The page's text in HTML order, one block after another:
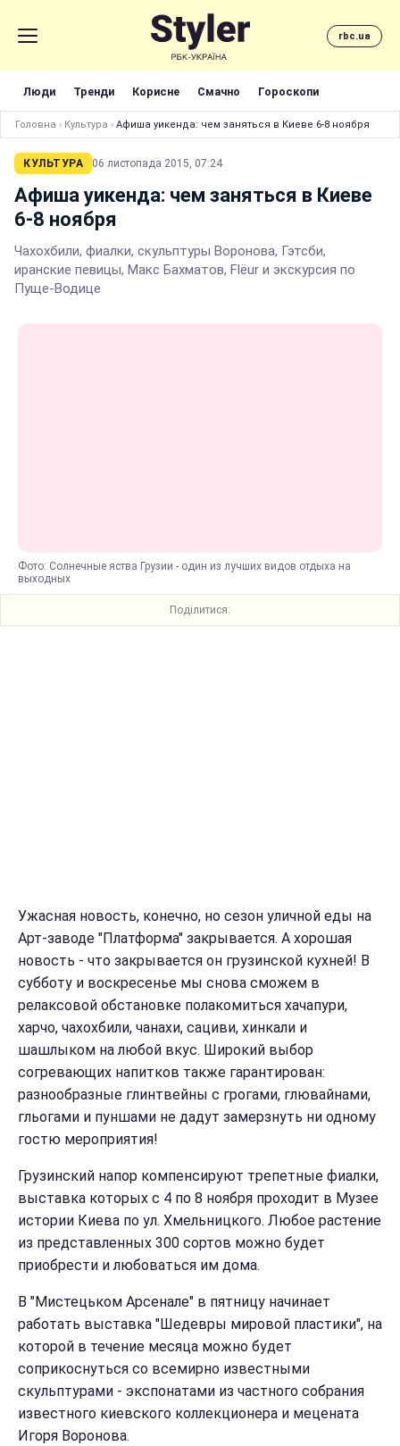
rbc.ua
Люди Тренди Корисне Смачно Гороскопи
Головна › Культура › Афиша уикенда: чем заняться в Киеве 6-8 ноября
КУЛЬТУРА 06 листопада 2015, 07:24
Афиша уикенда: чем заняться в Киеве
6-8 ноября
Чахохбили, фиалки, скульптуры Воронова, Гэтсби,
иранские певицы, Макс Бахматов, Flёur и экскурсия по
Пуще-Водице
Фото: Солнечные яства Грузии - один из лучших видов отдыха на
выходных
Поділитися:
Ужасная новость, конечно, но сезон уличной еды на
Арт-заводе "Платформа" закрывается. А хорошая
новость - что закрывается он грузинской кухней! В
субботу и воскресенье мы снова сможем в
релаксовой обстановке полакомиться хачапури,
харчо, чахохбили, чанахи, сациви, хинкали и
шашлыком на любой вкус. Широкий выбор
согревающих напитков также гарантирован:
разнообразные глинтвейны с грогами, глювайнами,
гльогами и пуншами не дадут замерзнуть ни одному
гостю мероприятия!
Грузинский напор компенсируют трепетные фиалки,
выставка которых с 4 по 8 ноября проходит в Музее
истории Киева по ул. Хмельницкого. Любое растение
из представленных 300 сортов можно будет
приобрести и любоваться им дома.
В "Мистецьком Арсенале" в пятницу начинает
работать выставка "Шедевры мировой пластики", на
которой в течение месяца можно будет
соприкоснуться со всемирно известными
скульптурами - экспонатами из частного собрания
известного киевского коллекционера и мецената
Игоря Воронова.